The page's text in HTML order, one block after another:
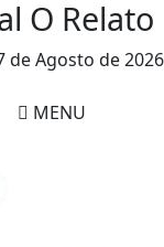
O Relato
de Agosto de 2026
MENU